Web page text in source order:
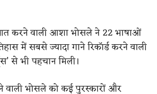
करने वाली आशा भोसले ने 22 भाषाओं
में सबसे ज्यादा गाने रिकॉर्ड करने वाली
से भी पहचान मिली।
वाली भोसले को कई पुरस्कारों और